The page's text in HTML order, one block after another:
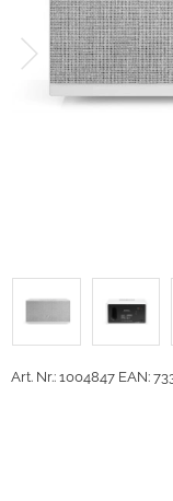
Art. Nr.: 1004847 EAN: